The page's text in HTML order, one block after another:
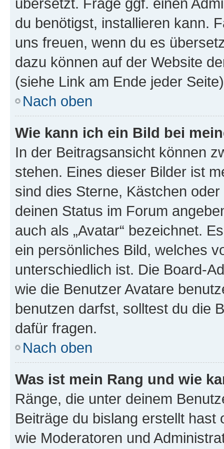
du benötigst, installieren kann.
uns freuen, wenn du es
dazu können auf der Website
(siehe Link am Ende jeder
Nach oben
Wie kann ich ein Bild bei
In der Beitragsansicht können
stehen. Eines dieser Bilder ist
sind dies Sterne, Kästchen
deinen Status im Forum
auch als „Avatar“ bezeichnet.
ein persönliches Bild, welches
unterschiedlich ist. Die Board-
wie die Benutzer Avatare
benutzen darfst, solltest du die
dafür fragen.
Nach oben
Was ist mein Rang und wie
Ränge, die unter deinem
Beiträge du bislang erstellt
wie Moderatoren und